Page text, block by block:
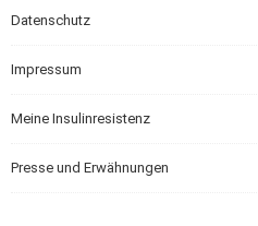
Datenschutz
Impressum
Meine Insulinresistenz
Presse und Erwähnungen